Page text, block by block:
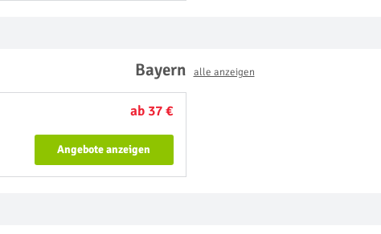
Bayern alle anzeigen
ab 37 €
Angebote anzeigen